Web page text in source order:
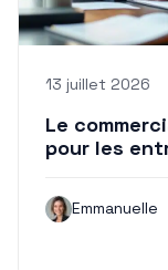
13 juillet 2026
Le
pour les
Emmanuelle